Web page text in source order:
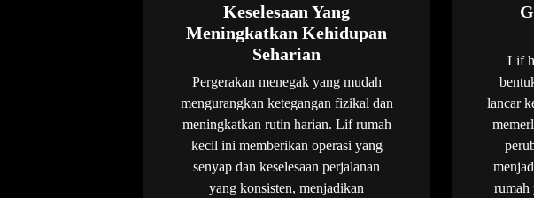
Keselesaan Yang
Meningkatkan Kehidupan
Seharian
Pergerakan menegak yang mudah
mengurangkan ketegangan fizikal dan
meningkatkan rutin harian. Lif rumah
kecil ini memberikan operasi yang
senyap dan keselesaan perjalanan
yang konsisten, menjadikan
Lif
lancar
rumah